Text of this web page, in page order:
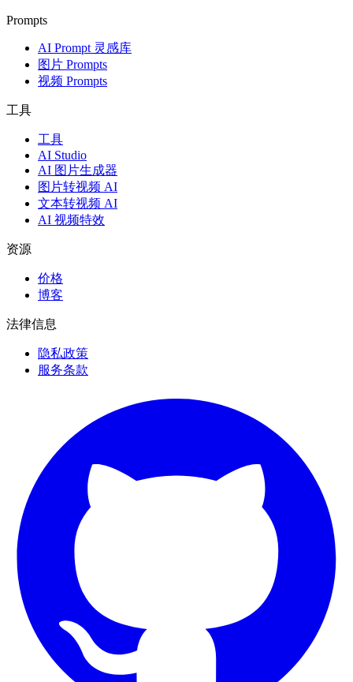
Prompts
AI Prompt 灵感库
图片 Prompts
视频 Prompts
工具
工具
AI Studio
AI 图片生成器
图片转视频 AI
文本转视频 AI
AI 视频特效
资源
价格
博客
法律信息
隐私政策
服务条款